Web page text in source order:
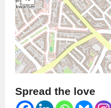
Spread the love